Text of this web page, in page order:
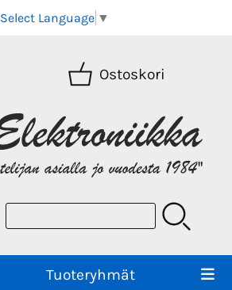
Select Language ▼
Ostoskori
Tuoteryhmät